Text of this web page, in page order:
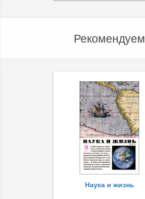
Рекомендуем
Наука и жизнь